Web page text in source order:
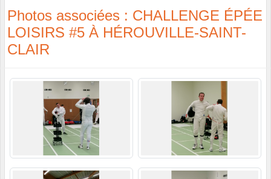
Photos associées : CHALLENGE ÉPÉE
LOISIRS #5 À HÉROUVILLE-SAINT-
CLAIR